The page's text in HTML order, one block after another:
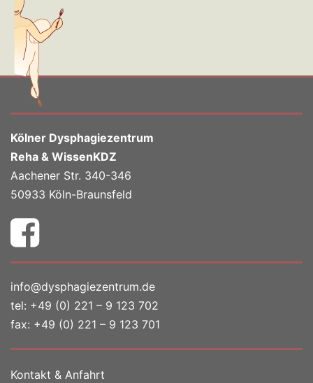
Kölner Dysphagiezentrum
Reha & WissenKDZ
Aachener Str. 340-346
50933 Köln-Braunsfeld
info@dysphagiezentrum.de
tel: +49 (0) 221 – 9 123 702
fax: +49 (0) 221 – 9 123 701
Kontakt & Anfahrt